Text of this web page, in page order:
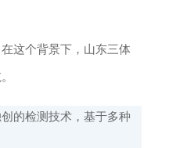
这个背景下，山东三体
的检测技术，基于多种